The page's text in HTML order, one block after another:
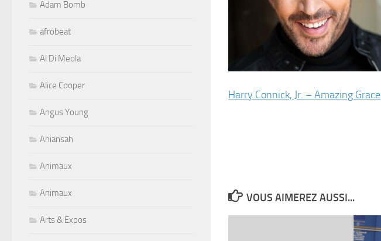
Harry Connick, Jr. – Amazing Grace
VOUS AIMEREZ AUSSI...
Adam Bomb
afrobeat
Al Di Meola
Alice Cooper
Angus Young
Aniansah
Animaux
Animaux
Arts & Expos